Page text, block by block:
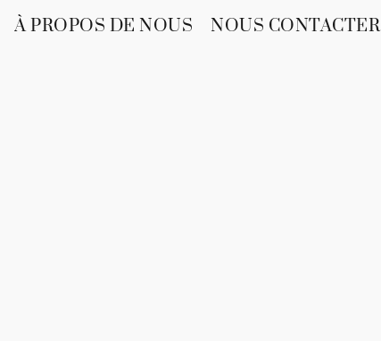
À PROPOS DE NOUS NOUS CONTACTER